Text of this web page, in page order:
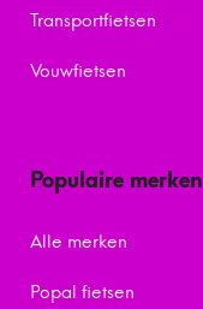
Transportfietsen
Vouwfietsen
Populaire merken
Alle merken
Popal fietsen